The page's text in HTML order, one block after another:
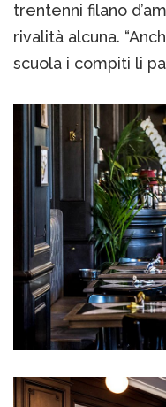
trentenni filano
rivalità alcuna.
scuola i compiti li